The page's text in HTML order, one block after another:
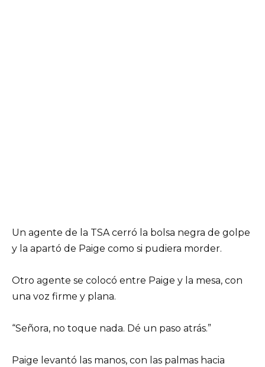
Un agente de la TSA cerró la bolsa negra de golpe
y la apartó de Paige como si pudiera morder.
Otro agente se colocó entre Paige y la mesa, con
una voz firme y plana.
“Señora, no toque nada. Dé un paso atrás.”
Paige levantó las manos, con las palmas hacia